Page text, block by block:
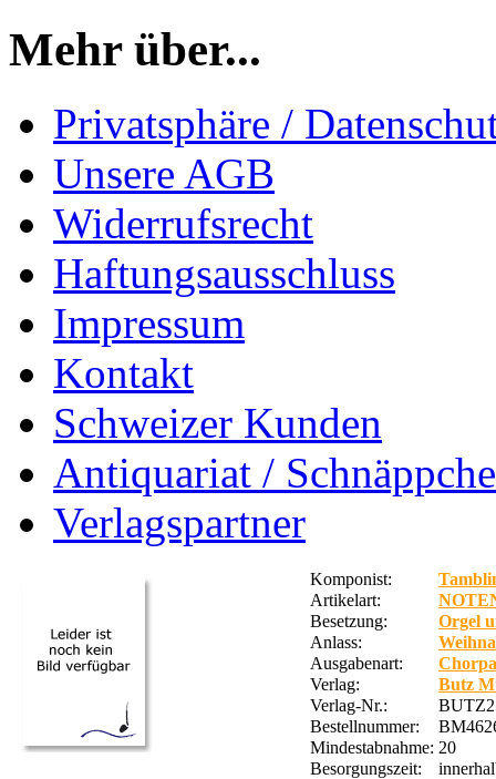
Mehr über...
Privatsphäre /
Unsere AGB
Widerrufsrecht
Haftungsausschluss
Impressum
Kontakt
Schweizer Kunden
Antiquariat /
Verlagspartner
Komponist:
Artikelart:
Besetzung:
Orgel
Anlass:
Ausgabenart:
Verlag:
Butz
Verlag-Nr.:
Bestellnummer:
Mindestabnahme: 20
Besorgungszeit: